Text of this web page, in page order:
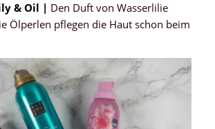
& Oil | Den Duft von Wasserlilie
Ölperlen pflegen die Haut schon beim